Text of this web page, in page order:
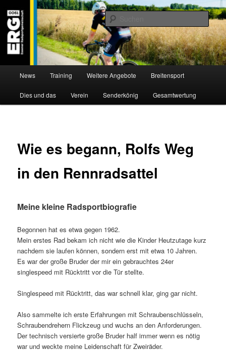
Inhalt
wechseln
ERG 1900 e.V
Willkommen bei der Essener Radsportgemeinschaft
News Training Weitere Angebote Breitensport
Dies und das Verein Senderkönig Gesamtwertung
Wie es begann, Rolfs Weg
in den Rennradsattel
Meine kleine Radsportbiografie
Begonnen hat es etwa gegen 1962.
Mein erstes Rad bekam ich nicht wie die Kinder Heutzutage kurz
nachdem sie laufen können, sondern erst mit etwa 10 Jahren.
Es war der große Bruder der mir ein gebrauchtes 24er
singlespeed mit Rücktritt vor die Tür stellte.
Singlespeed mit Rücktritt, das war schnell klar, ging gar nicht.
Also sammelte ich erste Erfahrungen mit Schraubenschlüsseln,
Schraubendrehern Flickzeug und wuchs an den Anforderungen.
Der technisch versierte große Bruder half immer wenn es nötig
war und weckte meine Leidenschaft für Zweiräder.